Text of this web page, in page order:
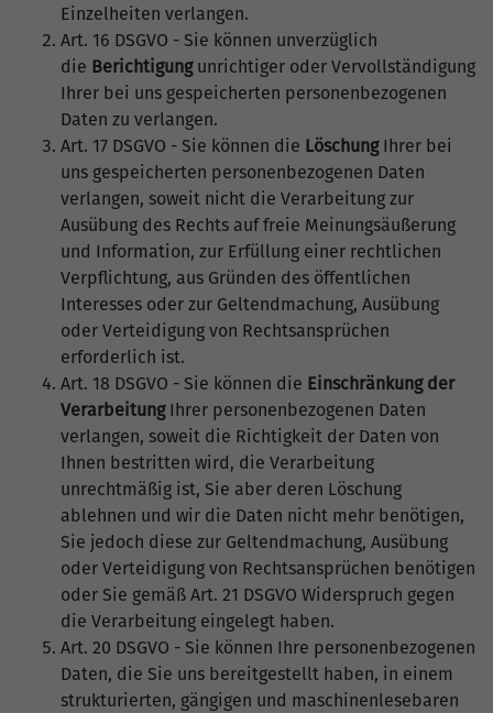
Einzelheiten verlangen.
Art. 16 DSGVO - Sie können unverzüglich
die Berichtigung unrichtiger oder Vervollständigung
Ihrer bei uns gespeicherten personenbezogenen
Daten zu verlangen.
Art. 17 DSGVO - Sie können die Löschung Ihrer bei
uns gespeicherten personenbezogenen Daten
verlangen, soweit nicht die Verarbeitung zur
Ausübung des Rechts auf freie Meinungsäußerung
und Information, zur Erfüllung einer rechtlichen
Verpflichtung, aus Gründen des öffentlichen
Interesses oder zur Geltendmachung, Ausübung
oder Verteidigung von Rechtsansprüchen
erforderlich ist.
Art. 18 DSGVO - Sie können die Einschränkung der
VerarbeitungIhrer personenbezogenen Daten
verlangen, soweit die Richtigkeit der Daten von
Ihnen bestritten wird, die Verarbeitung
unrechtmäßig ist, Sie aber deren Löschung
ablehnen und wir die Daten nicht mehr benötigen,
Sie jedoch diese zur Geltendmachung, Ausübung
oder Verteidigung von Rechtsansprüchen benötigen
oder Sie gemäß Art. 21 DSGVO Widerspruch gegen
die Verarbeitung eingelegt haben.
Art. 20 DSGVO - Sie können Ihre personenbezogenen
Daten, die Sie uns bereitgestellt haben, in einem
strukturierten, gängigen und maschinenlesebaren